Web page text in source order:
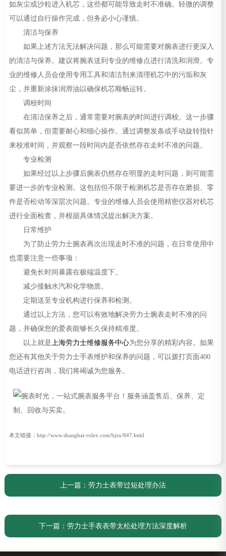
如灰尘或沙粒进入机芯，这些都可能导致走时不准确。轻微的调整
可以通过自行操作完成，但务必小心谨慎。
清洁与保养
如果上述方法无法解决问题，那么可能需要对腕表进行更深入
的清洁与保养。建议将腕表送到专业的维修点进行清洗和润滑。专
业的维修人员会使用专用工具和清洁剂来清理机芯中的污垢和灰
尘，并重新涂抹润滑油以确保机芯顺畅运转。
调校时间
在清洁保养之后，通常需要对腕表的时间进行调校。这一步骤
看似简单，但需要耐心和细心操作。通过调整发条或手动旋转指针
来校准时间，并观察一段时间内是否依然存在走时不准的问题。
专业检测
如果经过以上步骤后腕表仍然存在明显的走时问题，则可能需
要进一步的专业检测。这包括但不限于检测机芯是否存在磨损、零
件是否松动等深层次问题。专业的维修人员会使用精密仪器对机芯
进行全面检查，并根据具体情况提出解决方案。
日常维护
为了防止劳力士腕表再次出现走时不准的问题，在日常使用中
也需要注意一些事项：
避免长时间暴露在极端温度下。
减少接触水汽和化学物质。
定期送至专业机构进行保养和检测。
通过以上方法，您可以有效地解决劳力士腕表走时不准的问
题，并确保您的爱表能够长久保持精准度。
以上就是上海劳力士维修服务中心为您分享的精彩内容。如果
您还有其他关于劳力士手表维护和保养的问题，可以拨打页面400
电话进行咨询，我们将竭诚为您服务。
本文链接：http://www.shanghai-rolex.com/bjzx/847.html
上一篇： 劳力士表带过短处理办法
下一篇： 劳力士手表表带太松处理方法深度解析